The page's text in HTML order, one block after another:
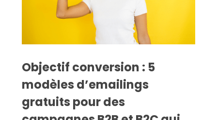
Objectif conversion : 5
modèles d’emailings
gratuits pour des